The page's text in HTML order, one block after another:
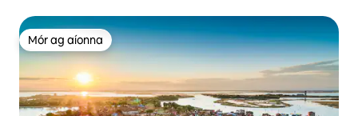
Mór ag aíonna
Mór ag aíonna